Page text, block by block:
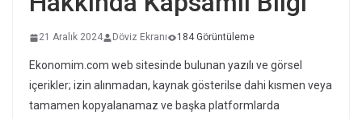
21 Aralık 2024 Döviz Ekranı 184 Görüntüleme
Ekonomim.com web sitesinde bulunan yazılı ve görsel
içerikler; izin alınmadan, kaynak gösterilse dahi kısmen veya
tamamen kopyalanamaz ve başka platformlarda